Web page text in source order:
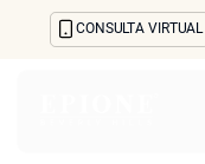
CONSULTA VIRTUAL